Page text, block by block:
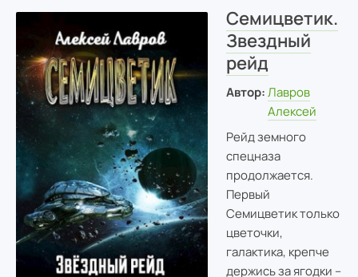
Семицветик.
Звездный
рейд
Автор: Лавров
Алексей
Рейд земного
спецназа
продолжается.
Первый
Семицветик только
цветочки,
галактика, крепче
держись за ягодки –